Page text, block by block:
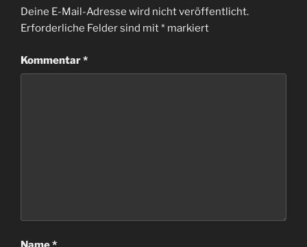
Deine E-Mail-Adresse wird nicht veröffentlicht.
Erforderliche Felder sind mit* markiert
Kommentar*